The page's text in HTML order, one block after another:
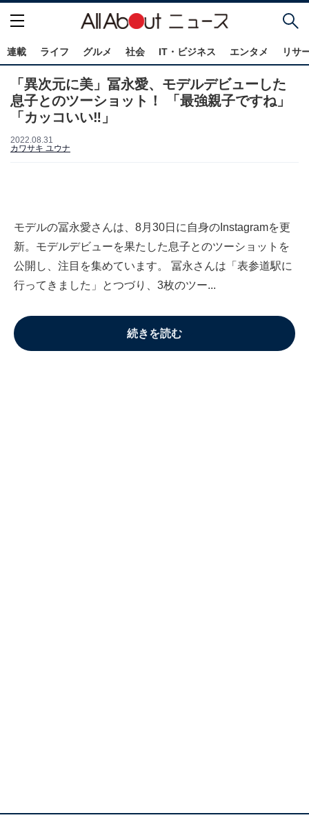
連載 ライフ グルメ 社会 IT・ビジネス エンタメ リサ
「異次元に美」冨永愛、モデルデビューした
息子とのツーショット！ 「最強親子ですね」
「カッコいい‼️」
2022.08.31
カワサキ ユウナ
モデルの冨永愛さんは、8月30日に自身のInstagramを更
新。モデルデビューを果たした息子とのツーショットを
公開し、注目を集めています。 冨永さんは「表参道駅に
行ってきました」とつづり、3枚のツー...
続きを読む